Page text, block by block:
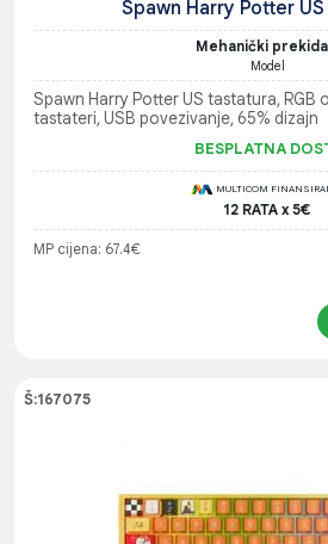
Spawn Harry Potter
Mehanički
Model
Spawn Harry Potter US tastatura, RGB
tastateri, USB povezivanje, 65% dizajn
BESPLATNA
MULTICOM
12 RATA x 5€
MP cijena: 67.4€
Š:167075